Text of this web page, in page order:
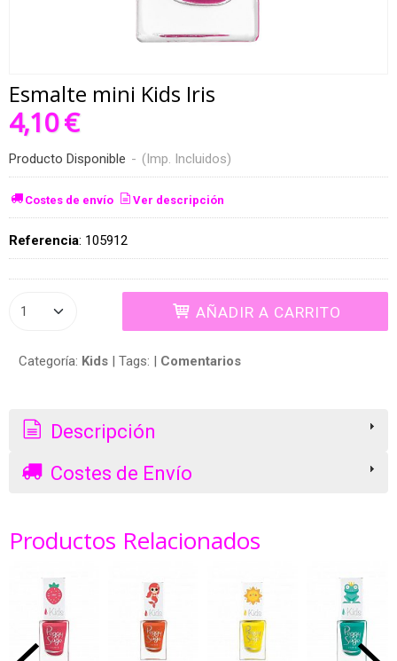
Esmalte mini Kids Iris
4,10 €
Producto Disponible - (Imp. Incluidos)
Costes de envío Ver descripción
Referencia: 105912
AÑADIR A CARRITO
Categoría: Kids Tags: Comentarios
Descripción
Costes de Envío
Productos Relacionados